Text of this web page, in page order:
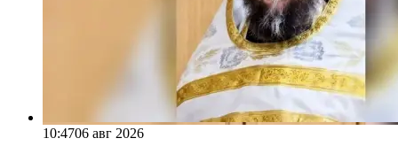
10:4706 авг 2026